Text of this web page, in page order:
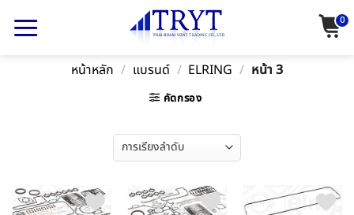
0
หน้าหลัก / แบรนด์ / ELRING / หน้า 3
คัดกรอง